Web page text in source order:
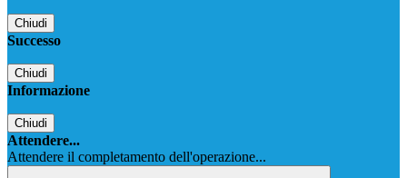
Chiudi
Successo
Chiudi
Informazione
Chiudi
Attendere...
Attendere il completamento dell'operazione...